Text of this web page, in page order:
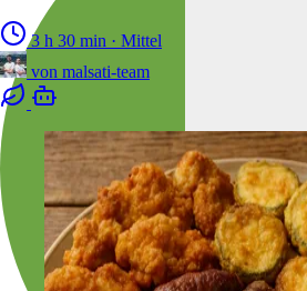
3 h 30 min · Mittel
von malsati-team